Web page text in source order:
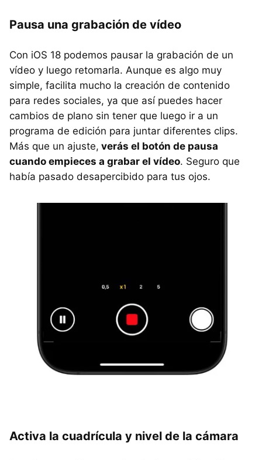
Pausa una grabación de vídeo
Con iOS 18 podemos pausar la grabación de un
vídeo y luego retomarla. Aunque es algo muy
simple, facilita mucho la creación de contenido
para redes sociales, ya que así puedes hacer
cambios de plano sin tener que luego ir a un
programa de edición para juntar diferentes clips.
Más que un ajuste, verás el botón de pausa
cuando empieces a grabar el vídeo. Seguro que
había pasado desapercibido para tus ojos.
Activa la cuadrícula y nivel de la cámara